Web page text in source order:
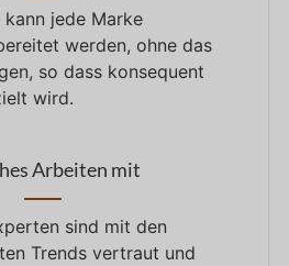
jede Marke
werden, ohne das
so dass konsequent
wird.
Arbeiten mit
sind mit den
Trends vertraut und